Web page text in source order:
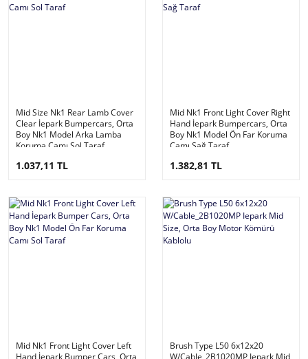
Mid Size Nk1 Rear Lamb Cover
Clear İepark Bumpercars, Orta
Boy Nk1 Model Arka Lamba
Koruma Camı Sol Taraf
1.037,11 TL
Mid Nk1 Front Light Cover Right
Hand İepark Bumpercars, Orta
Boy Nk1 Model Ön Far Koruma
Camı Sağ Taraf
1.382,81 TL
Mid Nk1 Front Light Cover Left
Brush Type L50 6x12x20